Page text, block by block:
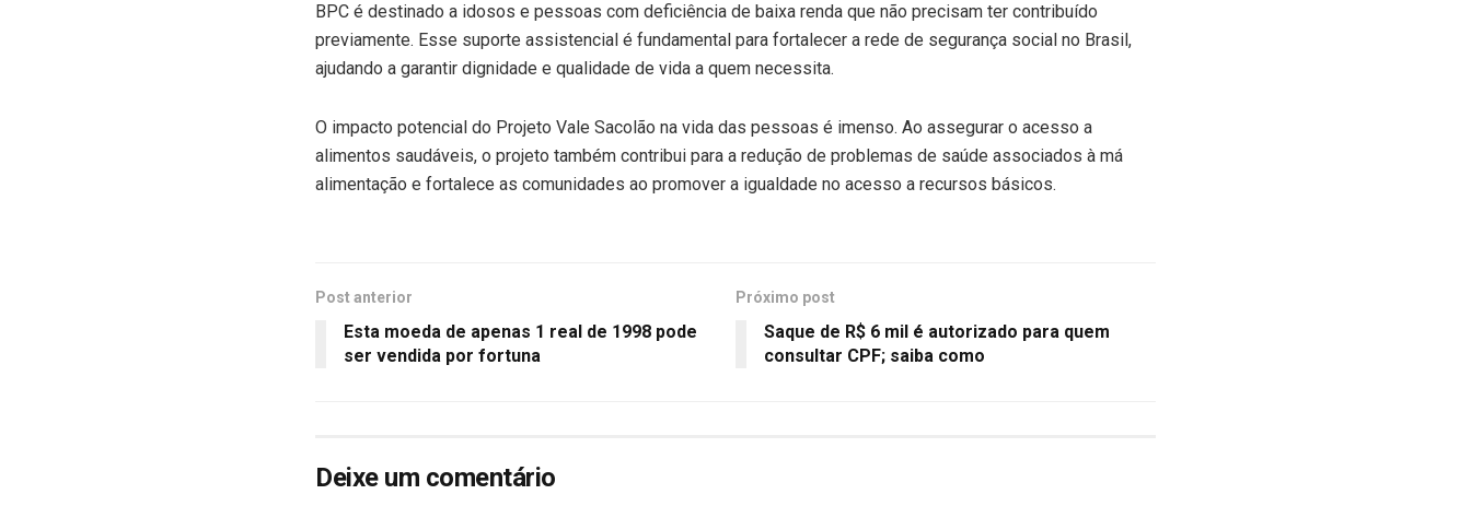
BPC é destinado a idosos e pessoas com deficiência de baixa renda que não precisam ter contribuído
previamente. Esse suporte assistencial é fundamental para fortalecer a rede de segurança social no Brasil,
ajudando a garantir dignidade e qualidade de vida a quem necessita.
O impacto potencial do Projeto Vale Sacolão na vida das pessoas é imenso. Ao assegurar o acesso a
alimentos saudáveis, o projeto também contribui para a redução de problemas de saúde associados à má
alimentação e fortalece as comunidades ao promover a igualdade no acesso a recursos básicos.
Post anterior
Esta moeda de apenas 1 real de 1998 pode
ser vendida por fortuna
Próximo post
Saque de R$ 6 mil é autorizado para quem
consultar CPF; saiba como
Deixe um comentário